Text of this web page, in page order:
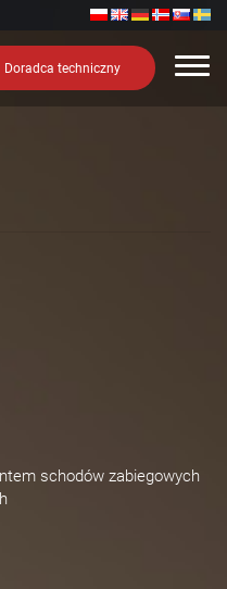
Doradca techniczny
schodów zabiegowych